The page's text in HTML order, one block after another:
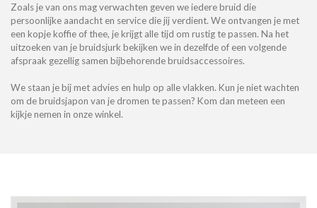
Zoals je van ons mag verwachten geven we iedere bruid die
persoonlijke aandacht en service die jij verdient. We ontvangen je met
een kopje koffie of thee, je krijgt alle tijd om rustig te passen. Na het
uitzoeken van je bruidsjurk bekijken we in dezelfde of een volgende
afspraak gezellig samen bijbehorende bruidsaccessoires.
We staan je bij met advies en hulp op alle vlakken. Kun je niet wachten
om de bruidsjapon van je dromen te passen? Kom dan meteen een
kijkje nemen in onze winkel.